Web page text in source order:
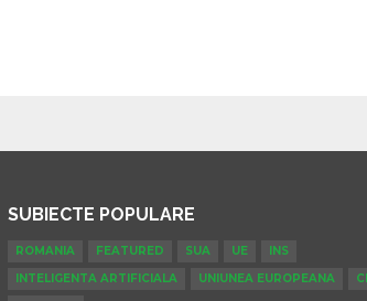
SUBIECTE POPULARE
ROMANIA FEATURED SUA UE
INS
INTELIGENTA ARTIFICIALA
UNIUNEA EUROPEANA